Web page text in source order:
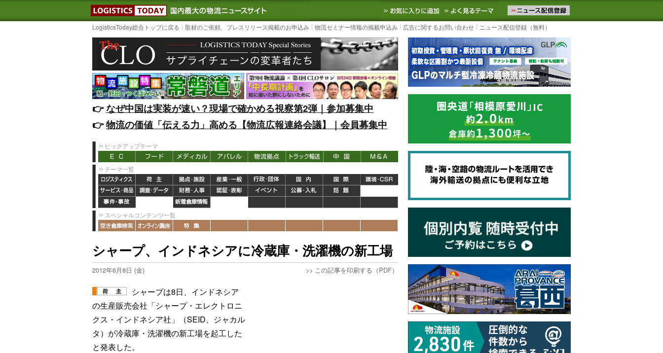
LOGISTICS TODAY｜国内最大の物流ニュースサイト3PL, SCMなど国内外の最新の物流ニュースをお届けします。物流ニュースメール配信を登録す
お気に入りに追加 よく見るテーマ
LogisticsToday総合トップに戻る 取材のご依頼、プレスリリース掲載のお申込み 物流セミナー情報の掲載申込み 広告に関するお問い合わせ ニュース配信登録（無料）
👉️なぜ中国は実装が速い？現場で確かめる視察第2弾｜参加募集中
👉️物流の価値「伝える力」高める【物流広報連絡会議】｜会員募集中
ピックアップテーマ
テーマ一覧
スペシャルコンテンツ一覧
シャープ、インドネシアに冷蔵庫・洗濯機の新工場
2012年6月8日 (金) >> この記事を印刷する（PDF）
シャープは8日、インドネシア
の生産販売会社「シャープ・エレクトロニ
クス・インドネシア社」（SEID、ジャカル
タ）が冷蔵庫・洗濯機の新工場を起工した
と発表した。